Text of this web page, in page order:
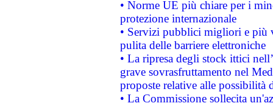
• Norme UE più chiare per i
protezione internazionale
• Servizi pubblici migliori e più
pulita delle barriere elettroniche
• La ripresa degli stock ittici
grave sovrasfruttamento nel
proposte relative alle possibilità
• La Commissione sollecita